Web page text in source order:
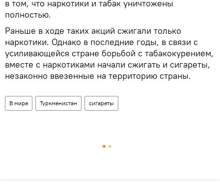
в том, что наркотики и табак уничтожены
полностью.
Раньше в ходе таких акций сжигали только
наркотики. Однако в последние годы, в связи с
усиливающейся стране борьбой с табакокурением,
вместе с наркотиками начали сжигать и сигареты,
незаконно ввезенные на территорию страны.
В мире Туркменистан сигареты